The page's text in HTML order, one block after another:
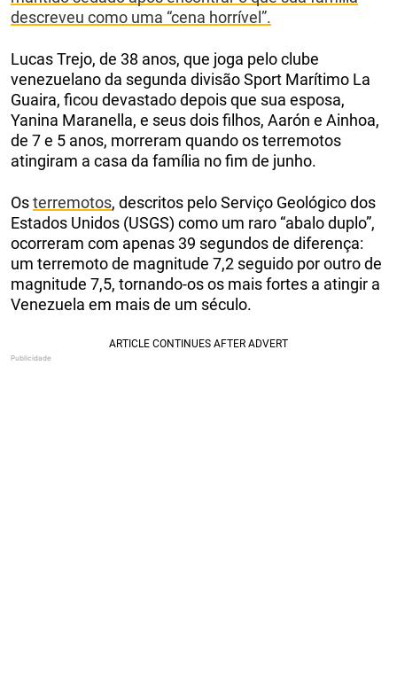
descreveu como uma “cena horrível”.
Lucas Trejo, de 38 anos, que joga pelo clube
venezuelano da segunda divisão Sport Marítimo La
Guaira, ficou devastado depois que sua esposa,
Yanina Maranella, e seus dois filhos, Aarón e Ainhoa,
de 7 e 5 anos, morreram quando os terremotos
atingiram a casa da família no fim de junho.
Osterremotos, descritos pelo Serviço Geológico dos
Estados Unidos (USGS) como um raro “abalo duplo”,
ocorreram com apenas 39 segundos de diferença:
um terremoto de magnitude 7,2 seguido por outro de
magnitude 7,5, tornando-os os mais fortes a atingir a
Venezuela em mais de um século.